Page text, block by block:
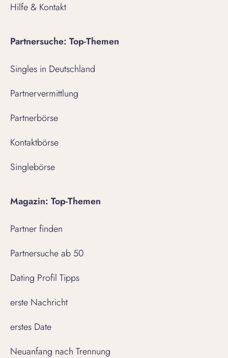
Hilfe & Kontakt
Partnersuche: Top-Themen
Singles in Deutschland
Partnervermittlung
Partnerbörse
Kontaktbörse
Singlebörse
Magazin: Top-Themen
Partner finden
Partnersuche ab 50
Dating Profil Tipps
erste Nachricht
erstes Date
Neuanfang nach Trennung